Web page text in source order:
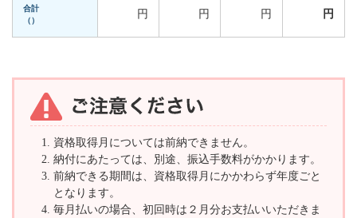
合計
（）
円 円 円 円
資格取得月については前納できません。
納付にあたっては、別途、振込手数料がかかります。
前納できる期間は、資格取得月にかかわらず年度ごと
となります。
毎月払いの場合、初回時は２月分お支払いいただきま